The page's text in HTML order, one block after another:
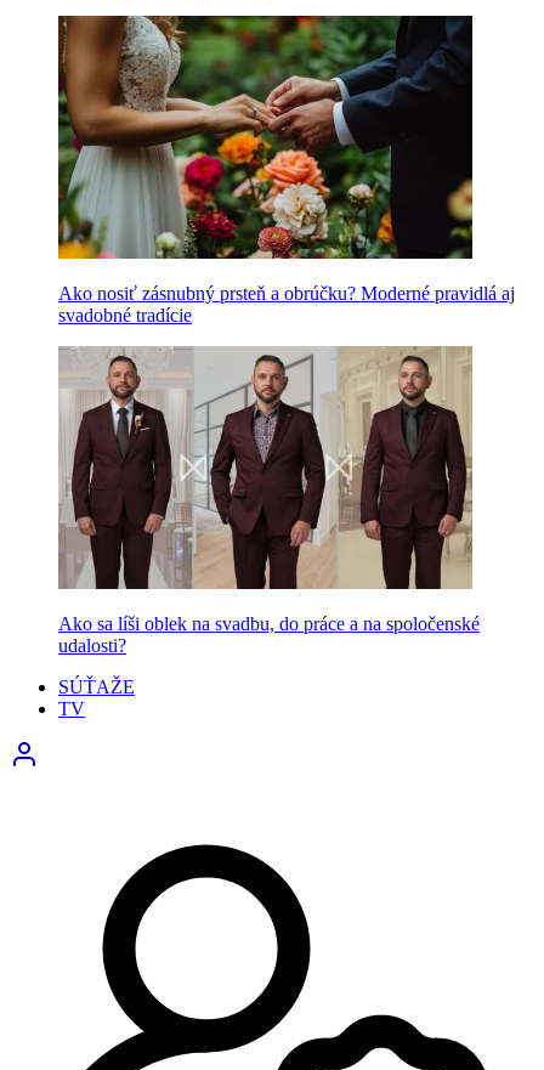
Ako nosiť zásnubný prsteň a obrúčku? Moderné pravidlá aj
svadobné tradície
Ako sa líši oblek na svadbu, do práce a na spoločenské
udalosti?
SÚŤAŽE
TV